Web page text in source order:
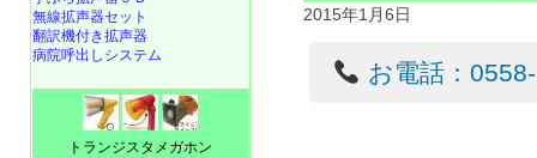
2015年1月6日
お電話：
無線拡声器セット
翻訳機付き拡声器
病院呼出しシステム
トランジスタメガホン